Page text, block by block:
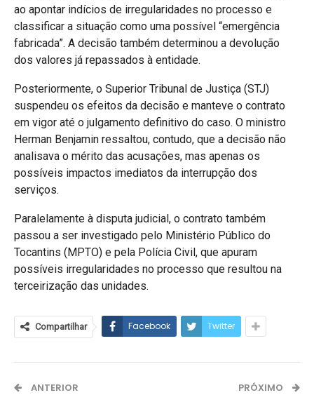
ao apontar indícios de irregularidades no processo e
classificar a situação como uma possível “emergência
fabricada”. A decisão também determinou a devolução
dos valores já repassados à entidade.
Posteriormente, o Superior Tribunal de Justiça (STJ)
suspendeu os efeitos da decisão e manteve o contrato
em vigor até o julgamento definitivo do caso. O ministro
Herman Benjamin ressaltou, contudo, que a decisão não
analisava o mérito das acusações, mas apenas os
possíveis impactos imediatos da interrupção dos
serviços.
Paralelamente à disputa judicial, o contrato também
passou a ser investigado pelo Ministério Público do
Tocantins (MPTO) e pela Polícia Civil, que apuram
possíveis irregularidades no processo que resultou na
terceirização das unidades.
Compartilhar Facebook Twitter
ANTERIOR PRÓXIMO